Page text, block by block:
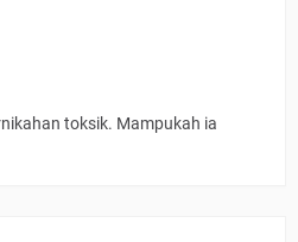
toksik. Mampukah ia